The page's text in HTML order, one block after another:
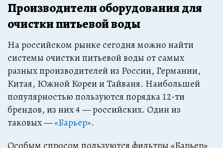
Производители оборудования для
очистки питьевой воды
На российском рынке сегодня можно найти
системы очистки питьевой воды от самых
разных производителей из России, Германии,
Китая, Южной Кореи и Тайваня. Наибольшей
популярностью пользуются порядка 12-ти
брендов, из них 4 — российских. Один из
таковых —«Барьер».
Особым спросом пользуются фильтры «Барьер»